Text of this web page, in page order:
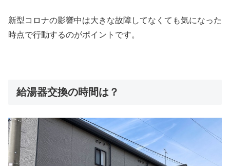
新型コロナの影響中は大きな故障してなくても気になった
時点で行動するのがポイントです。
給湯器交換の時間は？